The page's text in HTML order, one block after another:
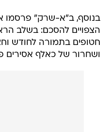
בנוסף, ב"א-שרק" פרסמו
חטופים בתמורה לחודש
ושחרור של כאלף אסירים